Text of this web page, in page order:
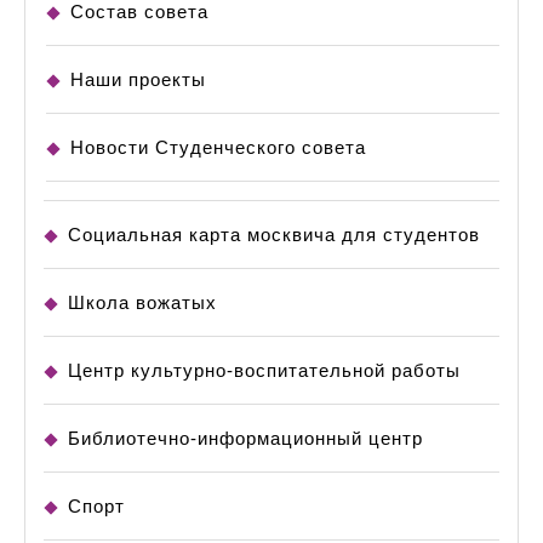
Состав совета
Наши проекты
Новости Студенческого совета
Социальная карта москвича для студентов
Школа вожатых
Центр культурно-воспитательной работы
Библиотечно-информационный центр
Спорт